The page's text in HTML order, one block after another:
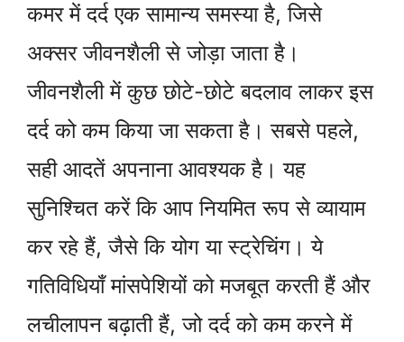
कमर में दर्द एक सामान्य समस्या है, जिसे
अक्सर जीवनशैली से जोड़ा जाता है।
जीवनशैली में कुछ छोटे-छोटे बदलाव लाकर इस
दर्द को कम किया जा सकता है। सबसे पहले,
सही आदतें अपनाना आवश्यक है। यह
सुनिश्चित करें कि आप नियमित रूप से व्यायाम
कर रहे हैं, जैसे कि योग या स्ट्रेचिंग। ये
गतिविधियाँ मांसपेशियों को मजबूत करती हैं और
लचीलापन बढ़ाती हैं, जो दर्द को कम करने में